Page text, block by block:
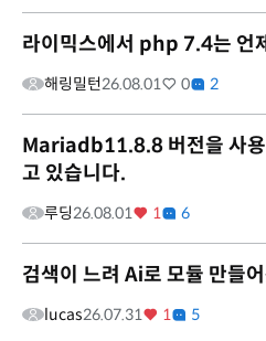
라이믹스에서 php 7.4는 언
해링밀턴26.08.01 0 2
Mariadb11.8.8 버전을 사용
고 있습니다.
루딩26.08.01 1 6
검색이 느려 Ai로 모듈 만들
lucas26.07.31 1 5